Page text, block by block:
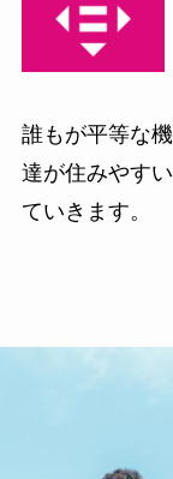
誰もが平等な
達が住みやす
ていきます。